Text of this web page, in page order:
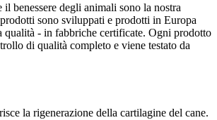
benessere degli animali sono la nostra
sono sviluppati e prodotti in Europa
qualità - in fabbriche certificate. Ogni prodotto
di qualità completo e viene testato da
la rigenerazione della cartilagine del cane.